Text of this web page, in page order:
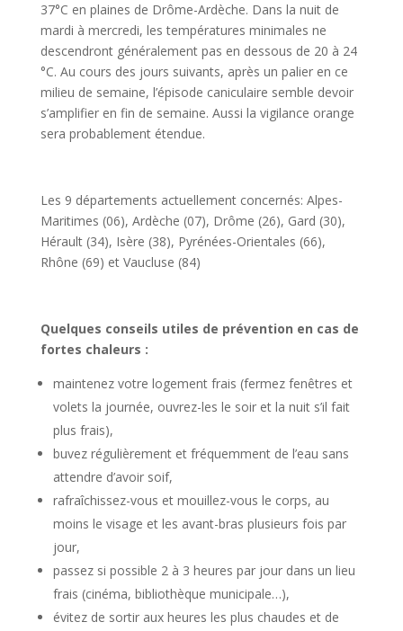
37°C en plaines de Drôme-Ardèche. Dans la nuit de
mardi à mercredi, les températures minimales ne
descendront généralement pas en dessous de 20 à 24
°C. Au cours des jours suivants, après un palier en ce
milieu de semaine, l’épisode caniculaire semble devoir
s’amplifier en fin de semaine. Aussi la vigilance orange
sera probablement étendue.
Les 9 départements actuellement concernés: Alpes-
Maritimes (06), Ardèche (07), Drôme (26), Gard (30),
Hérault (34), Isère (38), Pyrénées-Orientales (66),
Rhône (69) et Vaucluse (84)
Quelques conseils utiles de prévention en cas de
fortes chaleurs :
maintenez votre logement frais (fermez fenêtres et
volets la journée, ouvrez-les le soir et la nuit s’il fait
plus frais),
buvez régulièrement et fréquemment de l’eau sans
attendre d’avoir soif,
rafraîchissez-vous et mouillez-vous le corps, au
moins le visage et les avant-bras plusieurs fois par
jour,
passez si possible 2 à 3 heures par jour dans un lieu
frais (cinéma, bibliothèque municipale…),
évitez de sortir aux heures les plus chaudes et de